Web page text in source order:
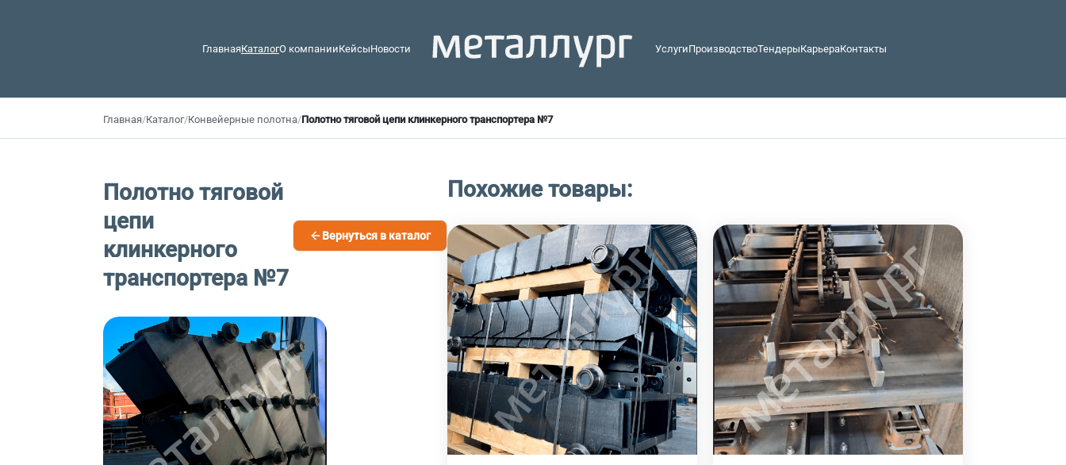
ГлавнаяКаталогО компанииКейсыНовости УслугиПроизводствоТендерыКарьераКонтакты
Главная/Каталог/Конвейерные полотна/Полотно тяговой цепи клинкерного транспортера №7
Полотно тяговой
цепи
клинкерного
транспортера №7
Вернуться в каталог
Похожие товары: